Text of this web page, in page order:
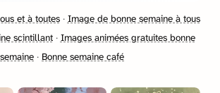
et à toutes· Image de bonne semaine à tous
scintillant· Images animées gratuites bonne
semaine · Bonne semaine café